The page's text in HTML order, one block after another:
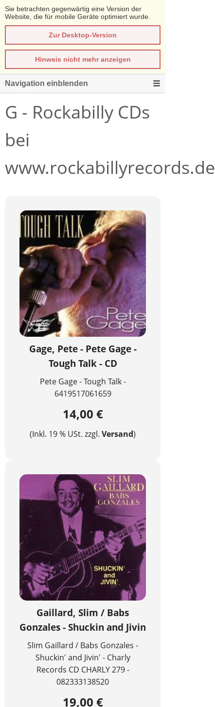
Sie betrachten gegenwärtig eine Version der
Website, die für mobile Geräte optimiert wurde.
Zur Desktop-Version
Hinweis nicht mehr anzeigen
Navigation einblenden
G - Rockabilly CDs
bei
www.rockabillyrecords.de
Gage, Pete - Pete Gage -
Tough Talk - CD
Pete Gage - Tough Talk -
6419517061659
14,00 €
(Inkl. 19 % USt. zzgl. Versand)
Gaillard, Slim / Babs
Gonzales - Shuckin and Jivin
Slim Gaillard / Babs Gonzales -
Shuckin' and Jivin' - Charly
Records CD CHARLY 279 -
082333138520
19,00 €